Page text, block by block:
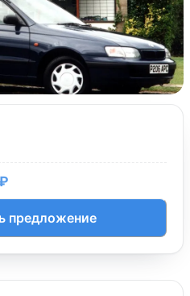
предложение